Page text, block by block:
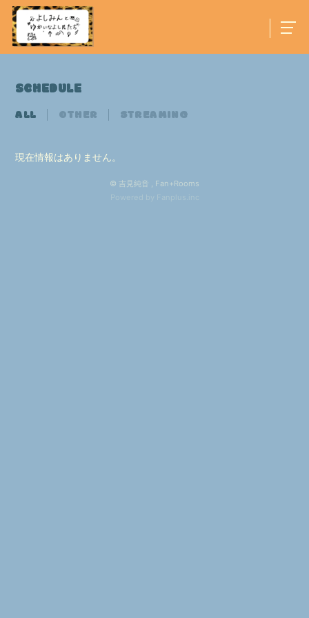
SCHEDULE
ALL OTHER STREAMING
現在情報はありません。
© 吉見純音 , Fan+Rooms
Powered by Fanplus.inc